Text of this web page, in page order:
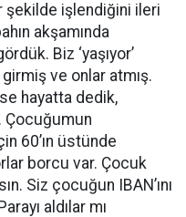
şekilde işlendiğini ileri
akşamında
Biz ‘yaşıyor’
ve onlar atmış.
hayatta dedik,
Çocuğumun
60’ın üstünde
borcu var. Çocuk
Siz çocuğun IBAN’ını
aldılar mı